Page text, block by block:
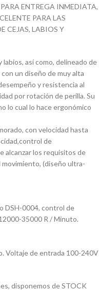
ENTREGA INMEDIATA,
PARA LAS
CEJAS, LABIOS Y
así como, delineado de
un diseño de muy alta
y resistencia al
por rotación de perilla. Su
lo cual lo hace ergonómico
con velocidad hasta
de
alcanzar los requisitos de
(diseño ultra-
DSH-0004, control de
35000 R / Minuto.
Voltaje de entrada 100-240V
disponemos de STOCK